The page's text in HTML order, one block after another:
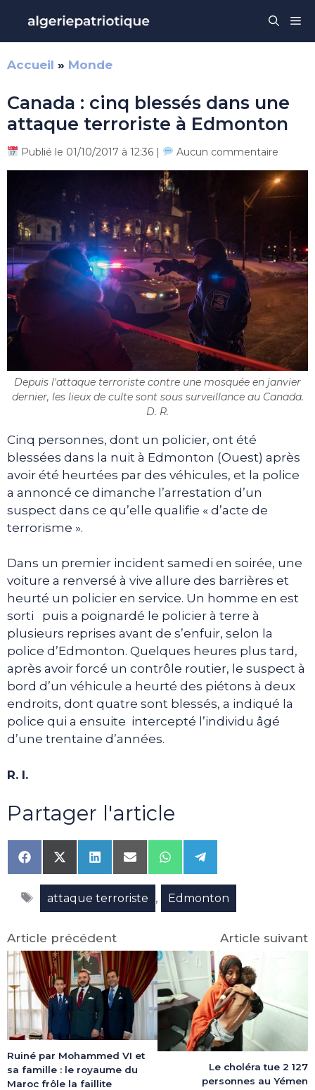
contenu
Accueil » Monde
Canada : cinq blessés dans une
attaque terroriste à Edmonton
Publié le 01/10/2017 à 12:36 | Aucun commentaire
Depuis l'attaque terroriste contre une mosquée en janvier
dernier, les lieux de culte sont sous surveillance au Canada.
D. R.
Cinq personnes, dont un policier, ont été
blessées dans la nuit à Edmonton (Ouest) après
avoir été heurtées par des véhicules, et la police
a annoncé ce dimanche l’arrestation d’un
suspect dans ce qu’elle qualifie « d’acte de
terrorisme ».
Dans un premier incident samedi en soirée, une
voiture a renversé à vive allure des barrières et
heurté un policier en service. Un homme en est
sorti puis a poignardé le policier à terre à
plusieurs reprises avant de s’enfuir, selon la
police d’Edmonton. Quelques heures plus tard,
après avoir forcé un contrôle routier, le suspect à
bord d’un véhicule a heurté des piétons à deux
endroits, dont quatre sont blessés, a indiqué la
police qui a ensuite intercepté l’individu âgé
d’une trentaine d’années.
R. I.
Partager l'article
Share
on
Facebook
Share
on
X
(Twitter)
Share
on
LinkedIn
Share
on
Email
Share
on
WhatsApp
Share
on
Telegram
Étiquettes
attaque terroriste , Edmonton
Article précédent
Ruiné par Mohammed VI et
sa famille : le royaume du
Maroc frôle la faillite
Article suivant
Le choléra tue 2 127
personnes au Yémen